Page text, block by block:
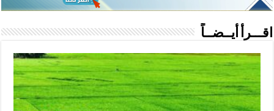
اقـــرأ أيــضــاً